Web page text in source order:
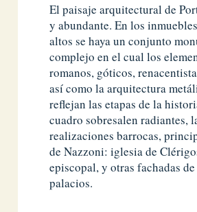
El paisaje arquitectural de
y abundante. En los
altos se haya un conjunto
complejo en el cual los
romanos, góticos,
así como la arquitectura
reflejan las etapas de la
cuadro sobresalen radiantes,
realizaciones barrocas,
de Nazzoni: iglesia de
episcopal, y otras fachadas
palacios.